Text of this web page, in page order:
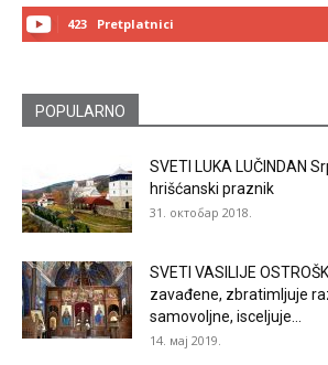
423 Pretplatnici
POPULARNO
SVETI LUKA LUČINDAN
hrišćanski praznik
31. октобар 2018.
SVETI VASILIJE
zavađene, zbratimljuje
samovoljne, isceljuje...
14. мај 2019.